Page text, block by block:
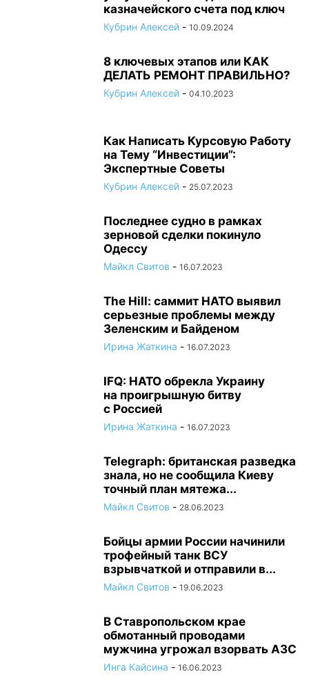
казначейского счета под ключ
Кубрин Алексей - 10.09.2024
8 ключевых этапов или КАК
ДЕЛАТЬ РЕМОНТ ПРАВИЛЬНО?
Кубрин Алексей - 04.10.2023
Как Написать Курсовую Работу
на Тему “Инвестиции”:
Экспертные Советы
Кубрин Алексей - 25.07.2023
Последнее судно в рамках
зерновой сделки покинуло
Одессу
Майкл Свитов - 16.07.2023
The Hill: саммит НАТО выявил
серьезные проблемы между
Зеленским и Байденом
Ирина Жаткина - 16.07.2023
IFQ: НАТО обрекла Украину
на проигрышную битву
с Россией
Ирина Жаткина - 16.07.2023
Telegraph: британская разведка
знала, но не сообщила Киеву
точный план мятежа...
Майкл Свитов - 28.06.2023
Бойцы армии России начинили
трофейный танк ВСУ
взрывчаткой и отправили в...
Майкл Свитов - 19.06.2023
В Ставропольском крае
обмотанный проводами
мужчина угрожал взорвать АЗС
Инга Кайсина - 16.06.2023